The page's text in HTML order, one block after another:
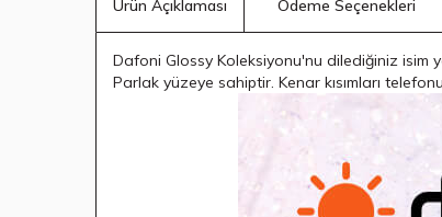
Ürün Açıklaması Ödeme Seçenekleri
Dafoni Glossy Koleksiyonu'nu dilediğiniz isim
Parlak yüzeye sahiptir. Kenar kısımları